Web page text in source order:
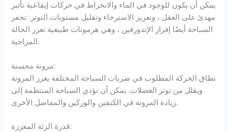
يمكن أن يكون للوجود في الماء والانخراط في حركات إيقاعية تأثير
مهدئ على العقل ، وتعزيز الاسترخاء وتقليل مستويات التوتر. تحفز
السباحة أيضًا إفراز الإندورفين ، وهي هرمونات طبيعية تعزز الحالة
المزاجية.
مرونة محسنة:
نطاق الحركة المطلوب في ضربات السباحة المختلفة يعزز المرونة
ويقلل من توتر العضلات. يمكن أن تؤدي السباحة المنتظمة إلى
زيادة المرونة في الكتفين والوركين والمفاصل الأخرى.
قدرة الرئة المعززة: